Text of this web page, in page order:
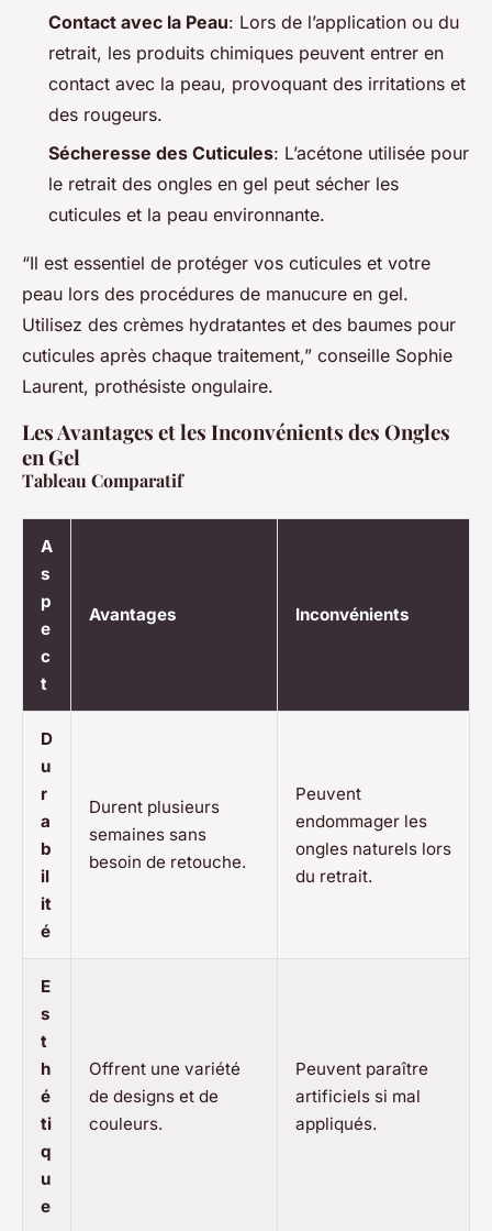
Contact avec la Peau: Lors de l’application ou du
retrait, les produits chimiques peuvent entrer en
contact avec la peau, provoquant des irritations et
des rougeurs.
Sécheresse des Cuticules: L’acétone utilisée pour
le retrait des ongles en gel peut sécher les
cuticules et la peau environnante.
“Il est essentiel de protéger vos cuticules et votre
peau lors des procédures de manucure en gel.
Utilisez des crèmes hydratantes et des baumes pour
cuticules après chaque traitement,” conseille Sophie
Laurent, prothésiste ongulaire.
Les Avantages et les Inconvénients des Ongles
en Gel
Tableau Comparatif
A
s
p
e
c
t
Avantages Inconvénients
D
u
r
a
b
il
it
é
Durent plusieurs
semaines sans
besoin de retouche.
Peuvent
endommager les
ongles naturels lors
du retrait.
E
s
t
h
é
ti
q
u
e
Offrent une variété
de designs et de
couleurs.
Peuvent paraître
artificiels si mal
appliqués.